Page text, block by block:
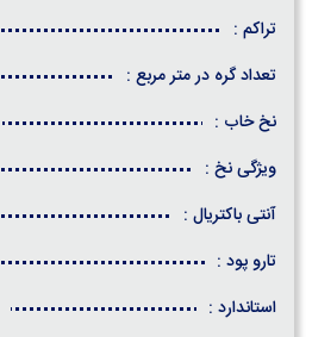
تراکم :
تعداد گره در متر مربع :
نخ خاب :
ویژگی نخ :
آنتی باکتریال :
تارو پود :
استاندارد :